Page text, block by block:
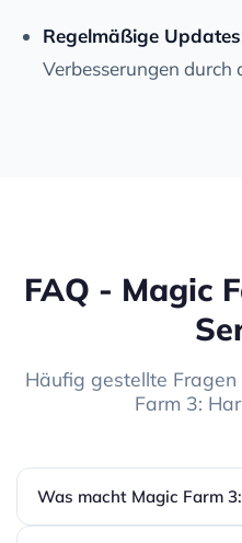
Regelmäßige
Verbesserungen durch
FAQ - Magic
Häufig gestellte
Farm 3:
Was macht Magic Farm